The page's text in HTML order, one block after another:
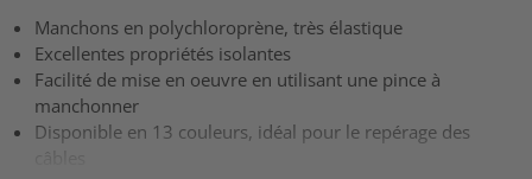
Manchons en polychloroprène, très élastique
Excellentes propriétés isolantes
Facilité de mise en oeuvre en utilisant une pince à
manchonner
Disponible en 13 couleurs, idéal pour le repérage des